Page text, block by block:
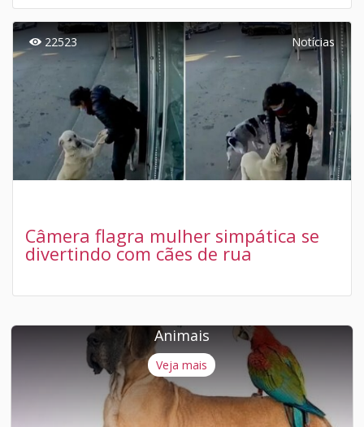
22523 Notícias
Câmera flagra mulher simpática se
divertindo com cães de rua
Animais
Veja mais